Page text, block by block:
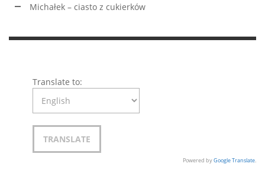
Michałek – ciasto z cukierków
Translate to:
Powered byGoogle Translate.